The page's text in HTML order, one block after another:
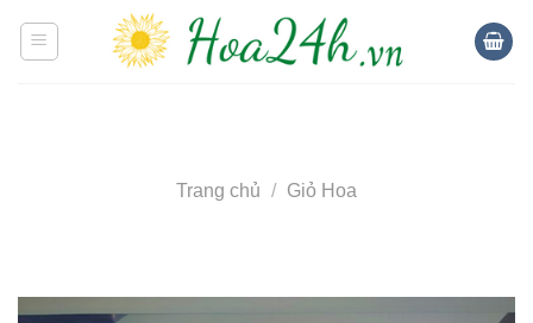
Trang chủ / Giỏ Hoa